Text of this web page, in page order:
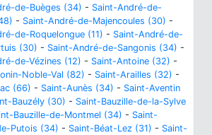
de-Buèges (34) - Saint-André-de-
- Saint-André-de-Majencoules (30) -
de-Roquelongue (11) - Saint-André-de-
(30) - Saint-André-de-Sangonis (34) -
de-Vézines (12) - Saint-Antoine (32) -
Noble-Val (82) - Saint-Arailles (32) -
(66) - Saint-Aunès (34) - Saint-Aventin
Bauzély (30) - Saint-Bauzille-de-la-Sylve
Bauzille-de-Montmel (34) - Saint-
Putois (34) - Saint-Béat-Lez (31) - Saint-